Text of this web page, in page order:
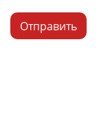
Отправить